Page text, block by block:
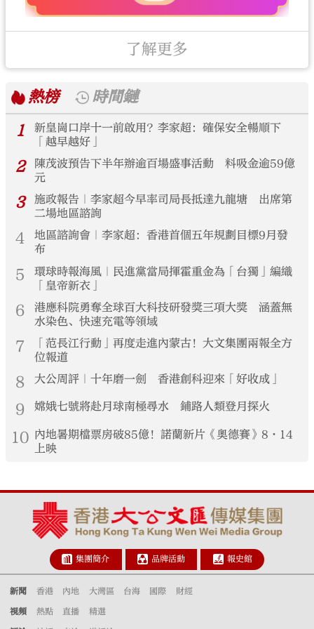
了解更多
熱榜
時間鏈
1
新皇崗口岸十一前啟用？李家超：確保安全暢順下
「越早越好」
2
陳茂波預告下半年辦逾百場盛事活動 料吸金逾59億
元
3
施政報告｜李家超今早率司局長抵達九龍塘 出席第
二場地區諮詢
4
地區諮詢會｜李家超：香港首個五年規劃目標9月發
布
5
環球時報海風｜民進黨當局揮霍重金為「台獨」編織
「皇帝新衣」
6
港應科院勇奪全球百大科技研發獎三項大獎 涵蓋無
水染色、快速充電等領域
7
「范長江行動」再度走進內蒙古！大文集團兩報全方
位報道
8 大公周評｜十年磨一劍 香港創科迎來「好收成」
9 嫦娥七號將赴月球南極尋水 鋪路人類登月探火
10 內地暑期檔票房破85億！諾蘭新片《奧德賽》8·14
上映
集團簡介 品牌活動 報史館
新聞 香港 內地 大灣區 台海 國際 財經
視頻 熱點 直播 精選